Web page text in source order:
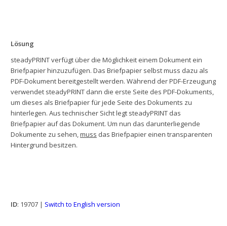
Lösung
steadyPRINT verfügt über die Möglichkeit einem Dokument ein
Briefpapier hinzuzufügen. Das Briefpapier selbst muss dazu als
PDF-Dokument bereitgestellt werden. Während der PDF-Erzeugung
verwendet steadyPRINT dann die erste Seite des PDF-Dokuments,
um dieses als Briefpapier für jede Seite des Dokuments zu
hinterlegen. Aus technischer Sicht legt steadyPRINT das
Briefpapier auf das Dokument. Um nun das darunterliegende
Dokumente zu sehen,muss das Briefpapier einen transparenten
Hintergrund besitzen.
ID: 19707 | Switch to English version